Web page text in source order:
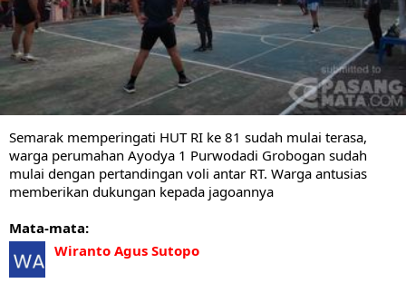
Semarak memperingati HUT RI ke 81 sudah mulai terasa,
warga perumahan Ayodya 1 Purwodadi Grobogan sudah
mulai dengan pertandingan voli antar RT. Warga antusias
memberikan dukungan kepada jagoannya
Mata-mata:
Wiranto Agus Sutopo